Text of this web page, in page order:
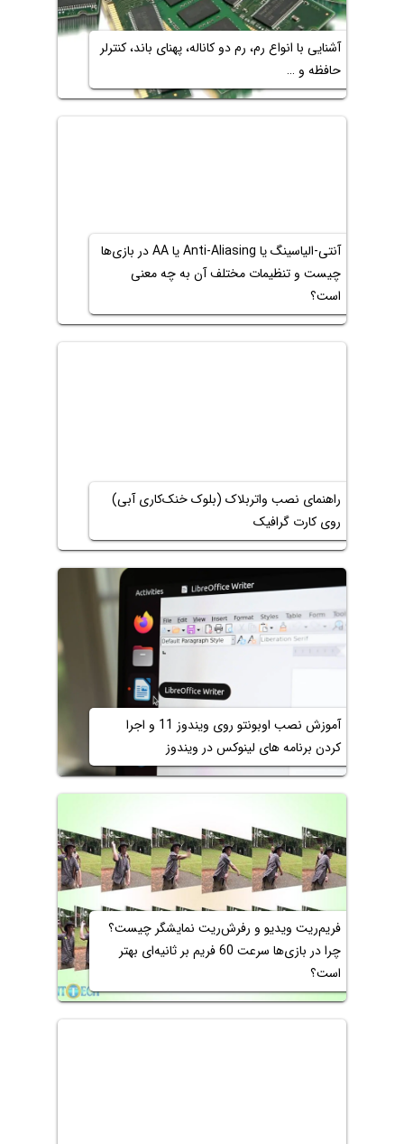
آشنایی با انواع رم، رم دو کاناله، پهنای باند، کنترلر
حافظه و …
آنتی‌-الیاسینگ یا Anti-Aliasing یا AA در بازی‌ها
چیست و تنظیمات مختلف آن به چه معنی
است؟
راهنمای نصب واتربلاک (بلوک خنک‌کاری آبی)
روی کارت گرافیک
آموزش نصب اوبونتو روی ویندوز 11 و اجرا
کردن برنامه های لینوکس در ویندوز
فریم‌ریت ویدیو و رفرش‌ریت نمایشگر چیست؟
چرا در بازی‌ها سرعت 60 فریم بر ثانیه‌ای بهتر
است؟